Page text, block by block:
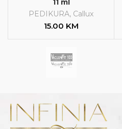
11 ml
PEDIKURA, Callux
15.00 KM